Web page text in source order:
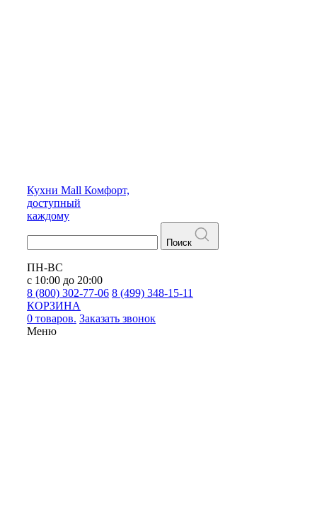
Кухни Mall Комфорт,
доступный
каждому
Поиск
ПН-ВС
с 10:00 до 20:00
8 (800) 302-77-06 8 (499) 348-15-11
КОРЗИНА
0 товаров. Заказать звонок
Меню